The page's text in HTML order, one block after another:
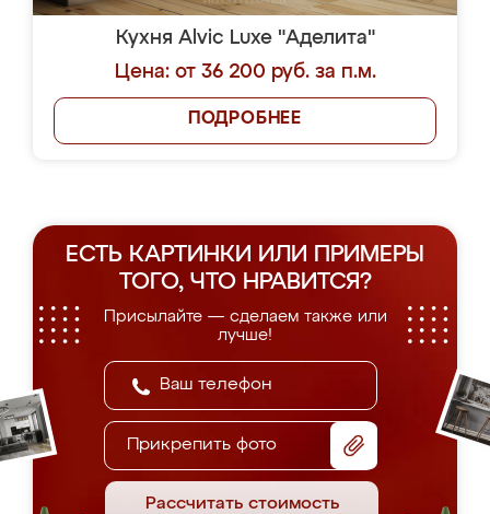
Кухня Alvic Luxe "Аделита"
Цена: от 36 200 руб. за п.м.
ПОДРОБНЕЕ
ЕСТЬ КАРТИНКИ ИЛИ ПРИМЕРЫ
ТОГО, ЧТО НРАВИТСЯ?
Присылайте — сделаем также или
лучше!
Прикрепить фото
Рассчитать стоимость